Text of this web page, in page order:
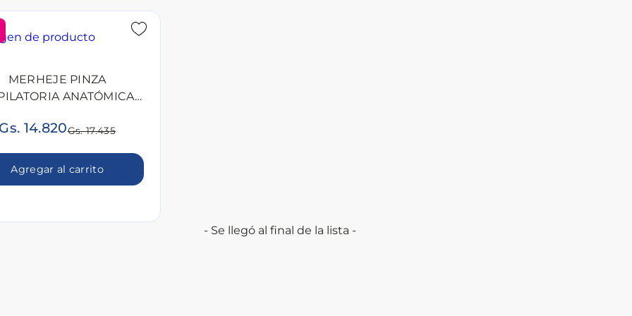
MERHEJE PINZA
ANATÓMICA
Gs. 14.820Gs. 17.435
Agregar al carrito
- Se llegó al final de la lista -